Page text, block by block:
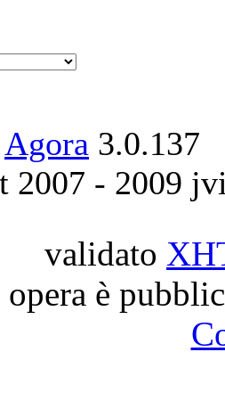
Agora 3.0.137
2007 - 2009
validato
opera è